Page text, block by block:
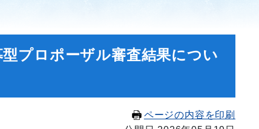
プロポーザル審査結果につい
ページの内容を印刷